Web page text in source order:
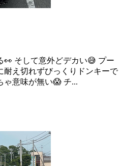
👀 そして意外どデカい😅 プー
耐え切れずびっくりドンキーで
ゃ意味が無い😱 チ...